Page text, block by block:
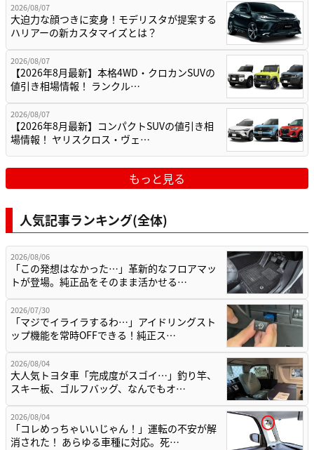
2026/08/07
大迫力な顔つきに変身！モデリスタが提案する
ハリアーの新カスタマイズとは？
2026/08/07
【2026年8月最新】本格4WD・クロカンSUVの
値引き相場情報！ ランクル…
2026/08/07
【2026年8月最新】コンパクトSUVの値引き相
場情報！ ヤリスクロス・ヴェ…
もっと見る
人気記事ランキング(全体)
2026/08/06
「この発想はなかった…」革新的なフロアマッ
トが登場。純正品をそのまま活かせる…
2026/07/30
「マジでイライラするわ…」アイドリングスト
ップ機能を常時OFFできる！純正ス…
2026/08/04
大人気トヨタ車「完成度がスゴイ…」釣り竿、
スキー板、ゴルフバッグ、なんでもオ…
2026/08/04
「コレめっちゃいいじゃん！」運転の不安が解
消された！ あらゆる車種に対応。死…